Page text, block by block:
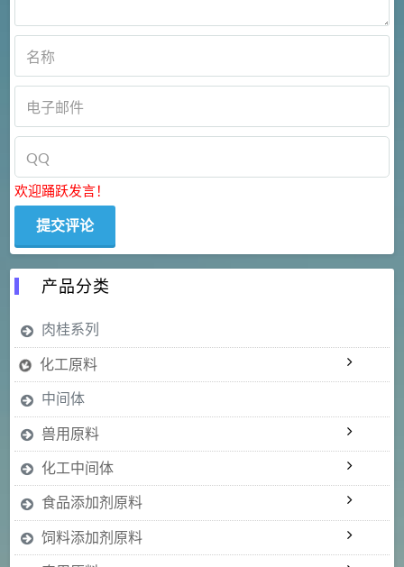
欢迎踊跃发言！
产品分类
肉桂系列
化工原料
中间体
兽用原料
化工中间体
食品添加剂原料
饲料添加剂原料